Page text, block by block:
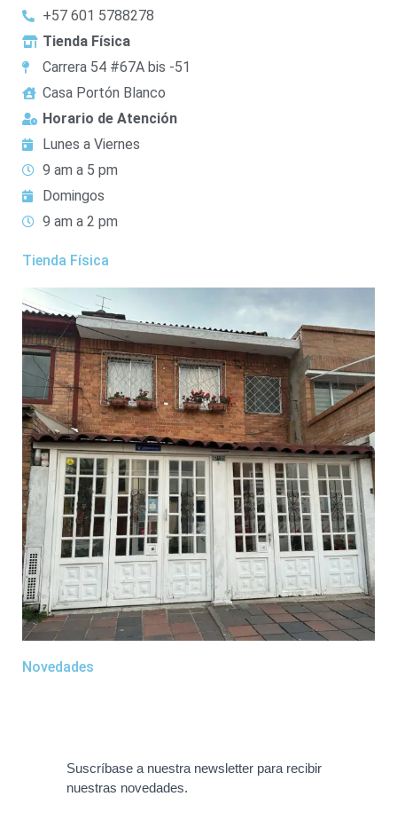
+57 601 5788278
Tienda Física
Carrera 54 #67A bis -51
Casa Portón Blanco
Horario de Atención
Lunes a Viernes
9 am a 5 pm
Domingos
9 am a 2 pm
Tienda Física
Novedades
Suscríbase a nuestra newsletter para recibir
nuestras novedades.